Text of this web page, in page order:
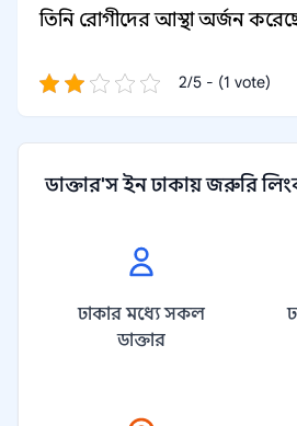
তিনি রোগীদের আস্থা অর্জন
2/5 - (1 vote)
ডাক্তার'স ইন ঢাকায় জরুরি
ঢাকার মধ্যে সকল
ডাক্তার